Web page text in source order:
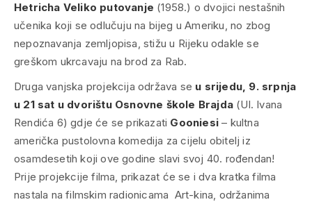
Hetricha Veliko putovanje (1958.) o dvojici nestašnih
učenika koji se odlučuju na bijeg u Ameriku, no zbog
nepoznavanja zemljopisa, stižu u Rijeku odakle se
greškom ukrcavaju na brod za Rab.
Druga vanjska projekcija održava se u srijedu, 9. srpnja
u 21 sat u dvorištu Osnovne škole Brajda (Ul. Ivana
Rendića 6) gdje će se prikazati Gooniesi – kultna
američka pustolovna komedija za cijelu obitelj iz
osamdesetih koji ove godine slavi svoj 40. rođendan!
Prije projekcije filma, prikazat će se i dva kratka filma
nastala na filmskim radionicama Art-kina, održanima